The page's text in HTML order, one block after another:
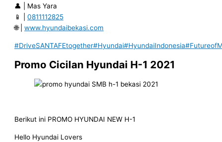
👤 | Mas Yara
📱 |0811112825
🌐 |www.hyundaibekasi.com
#DriveSANTAFEtogether#Hyundai#HyundaiIndonesia
Promo Cicilan Hyundai H-1 2021
Berikut ini PROMO HYUNDAI NEW H-1
Hello Hyundai Lovers